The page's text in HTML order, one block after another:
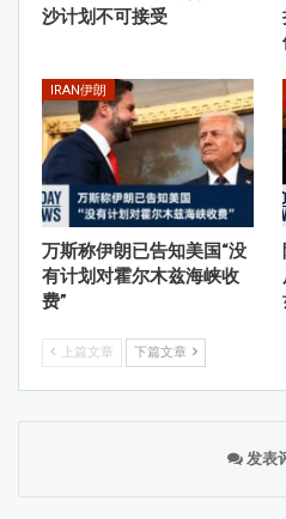
沙计划不可接受
IRAN伊朗
万斯称伊朗已告知美国“没
有计划对霍尔木兹海峡收
费”
上篇文章 下篇文章
发表